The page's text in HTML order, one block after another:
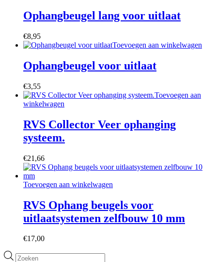
Ophangbeugel lang voor uitlaat
€8,95
Toevoegen aan winkelwagen
Ophangbeugel voor uitlaat
€3,55
Toevoegen aan
winkelwagen
RVS Collector Veer ophanging
systeem.
€21,66
Toevoegen aan winkelwagen
RVS Ophang beugels voor
uitlaatsystemen zelfbouw 10 mm
€17,00
Producten